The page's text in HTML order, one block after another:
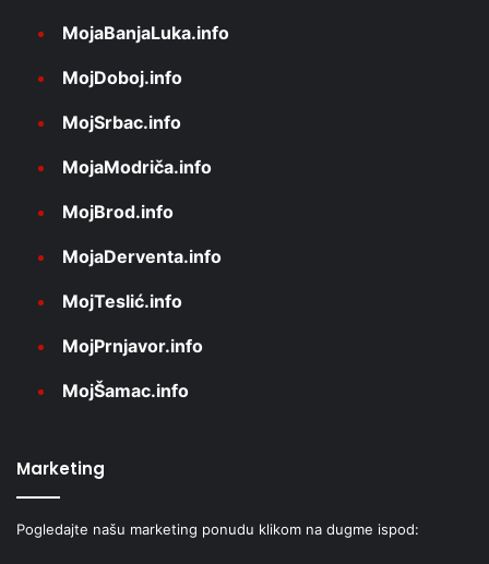
MojaBanjaLuka.info
MojDoboj.info
MojSrbac.info
MojaModriča.info
MojBrod.info
MojaDerventa.info
MojTeslić.info
MojPrnjavor.info
MojŠamac.info
Marketing
Pogledajte našu marketing ponudu klikom na dugme ispod: